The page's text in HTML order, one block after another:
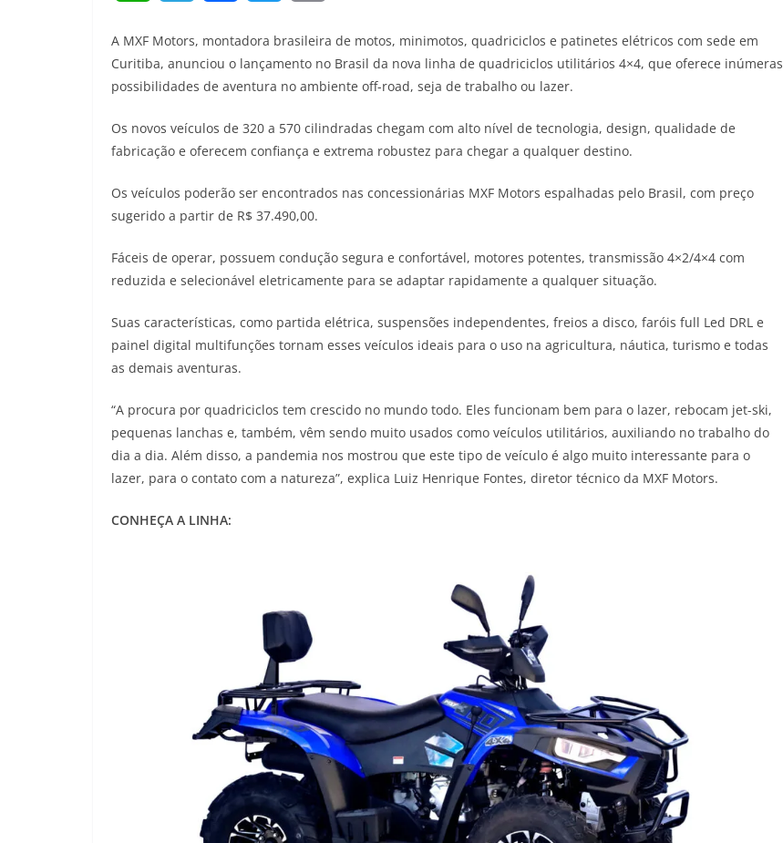
a
t
s
p
l
e
g
a
c
e
b
o
t
t
r
p
y
L
n
A MXF Motors, montadora brasileira de motos, minimotos, quadriciclos e patinetes elétricos com sede em
Curitiba, anunciou o lançamento no Brasil da nova linha de quadriciclos utilitários 4×4, que oferece inúmeras
possibilidades de aventura no ambiente off-road, seja de trabalho ou lazer.
Os novos veículos de 320 a 570 cilindradas chegam com alto nível de tecnologia, design, qualidade de
fabricação e oferecem confiança e extrema robustez para chegar a qualquer destino.
Os veículos poderão ser encontrados nas concessionárias MXF Motors espalhadas pelo Brasil, com preço
sugerido a partir de R$ 37.490,00.
Fáceis de operar, possuem condução segura e confortável, motores potentes, transmissão 4×2/4×4 com
reduzida e selecionável eletricamente para se adaptar rapidamente a qualquer situação.
Suas características, como partida elétrica, suspensões independentes, freios a disco, faróis full Led DRL e
painel digital multifunções tornam esses veículos ideais para o uso na agricultura, náutica, turismo e todas
as demais aventuras.
“A procura por quadriciclos tem crescido no mundo todo. Eles funcionam bem para o lazer, rebocam jet-ski,
pequenas lanchas e, também, vêm sendo muito usados como veículos utilitários, auxiliando no trabalho do
dia a dia. Além disso, a pandemia nos mostrou que este tipo de veículo é algo muito interessante para o
lazer, para o contato com a natureza”, explica Luiz Henrique Fontes, diretor técnico da MXF Motors.
CONHEÇA A LINHA: